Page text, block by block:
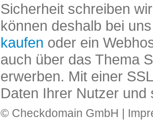
Sicherheit schreiben
können deshalb bei
kaufen oder ein
auch über das Thema
erwerben. Mit einer
Daten Ihrer Nutzer und
© Checkdomain GmbH |